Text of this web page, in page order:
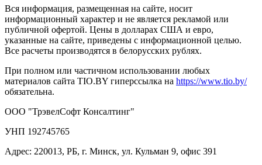
Вся информация, размещенная на сайте, носит
информационный характер и не является рекламой или
публичной офертой. Цены в долларах США и евро,
указанные на сайте, приведены с информационной целью.
Все расчеты производятся в белорусских рублях.
При полном или частичном использовании любых
материалов сайта TIO.BY гиперссылка на https://www.tio.by/
обязательна.
ООО "ТрэвелСофт Консалтинг"
УНП 192745765
Адрес: 220013, РБ, г. Минск, ул. Кульман 9, офис 391